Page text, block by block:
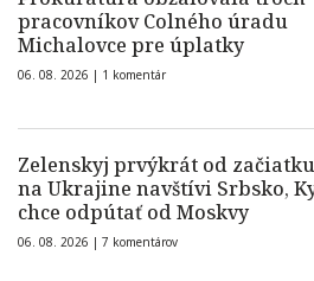
pracovníkov Colného úradu
Michalovce pre úplatky
06. 08. 2026 | 1 komentár
Zelenskyj prvýkrát od
na Ukrajine navštívi Srbsko,
chce odpútať od Moskvy
06. 08. 2026 | 7 komentárov